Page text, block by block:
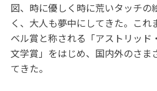
図、時に優しく時に荒いタッチの
く、大人も夢中にしてきた。これ
ベル賞と称される「アストリッド
文学賞」をはじめ、国内外のさま
てきた。